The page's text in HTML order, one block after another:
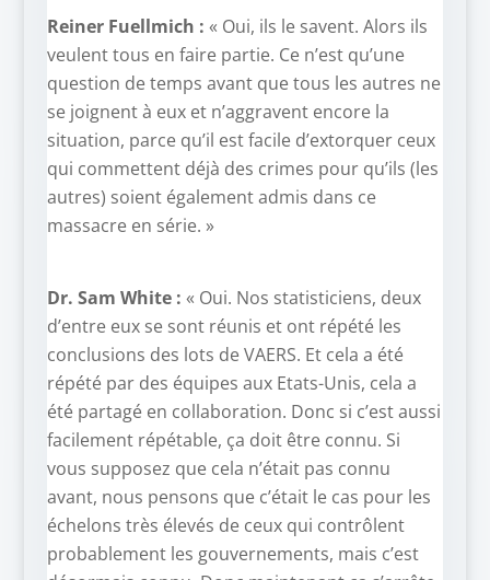
Reiner Fuellmich : « Oui, ils le savent. Alors ils
veulent tous en faire partie. Ce n’est qu’une
question de temps avant que tous les autres ne
se joignent à eux et n’aggravent encore la
situation, parce qu’il est facile d’extorquer ceux
qui commettent déjà des crimes pour qu’ils (les
autres) soient également admis dans ce
massacre en série. »
Dr. Sam White : « Oui. Nos statisticiens, deux
d’entre eux se sont réunis et ont répété les
conclusions des lots de VAERS. Et cela a été
répété par des équipes aux Etats-Unis, cela a
été partagé en collaboration. Donc si c’est aussi
facilement répétable, ça doit être connu. Si
vous supposez que cela n’était pas connu
avant, nous pensons que c’était le cas pour les
échelons très élevés de ceux qui contrôlent
probablement les gouvernements, mais c’est